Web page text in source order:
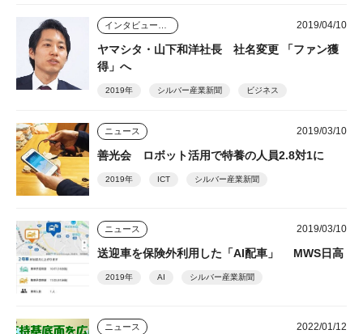
2019/04/10
ヤマシタ・山下和洋社長 社名変更 「ファン獲
得」へ
2019年 シルバー産業新聞 ビジネス
ニュース 2019/03/10
善光会 ロボット活用で特養の人員2.8対1に
2019年 ICT シルバー産業新聞
ニュース 2019/03/10
送迎車を保険外利用した「AI配車」 MWS日高
2019年 AI シルバー産業新聞
ニュース 2022/01/12